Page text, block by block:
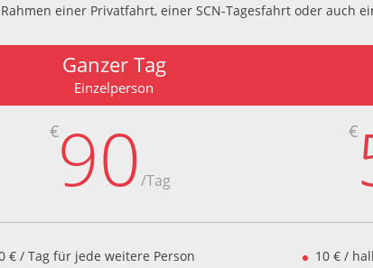
einer Privatfahrt, einer SCN-Tagesfahrt oder auch
Ganzer Tag
Einzelperson
€90/Tag
€ / Tag für jede weitere Person
€
10 € /